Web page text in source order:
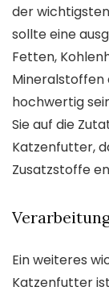
der
sollte eine
Fetten,
Mineralstoffen
hochwertig
Sie auf die
Katzenfutter,
Zusatzstoffe
Ein weiteres
Katzenfutter